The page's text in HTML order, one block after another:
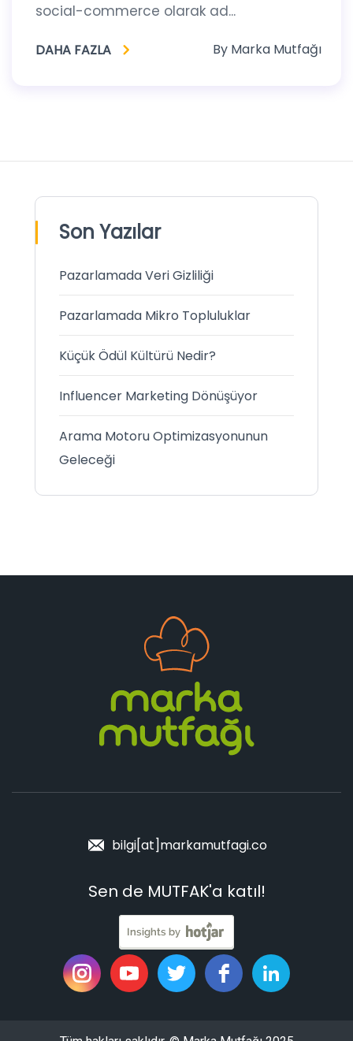
Son Yazılar
Pazarlamada Veri Gizliliği
Pazarlamada Mikro Topluluklar
Küçük Ödül Kültürü Nedir?
Influencer Marketing Dönüşüyor
Arama Motoru Optimizasyonunun
Geleceği
social-commerce olarak ad...
DAHA FAZLA By Marka Mutfağı
bilgi[at]markamutfagi.co
Sen de MUTFAK'a katıl!